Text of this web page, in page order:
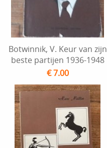
Botwinnik, V. Keur van zijn
beste partijen 1936-1948
€ 7.00